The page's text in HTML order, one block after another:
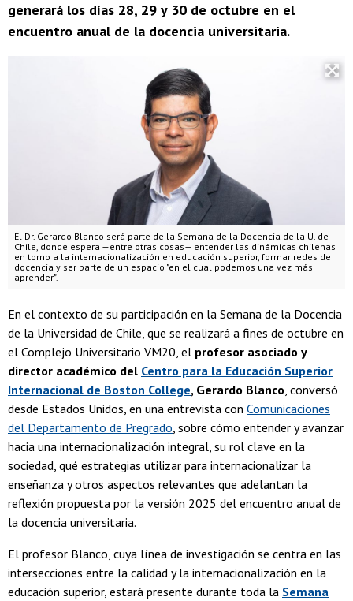
generará los días 28, 29 y 30 de octubre en el
encuentro anual de la docencia universitaria.
El Dr. Gerardo Blanco será parte de la Semana de la Docencia de la U. de
Chile, donde espera —entre otras cosas— entender las dinámicas chilenas
en torno a la internacionalización en educación superior, formar redes de
docencia y ser parte de un espacio "en el cual podemos una vez más
aprender".
En el contexto de su participación en la Semana de la Docencia
de la Universidad de Chile, que se realizará a fines de octubre en
el Complejo Universitario VM20, el profesor asociado y
director académico del Centro para la Educación Superior
Internacional de Boston College, Gerardo Blanco, conversó
desde Estados Unidos, en una entrevista con Comunicaciones
del Departamento de Pregrado, sobre cómo entender y avanzar
hacia una internacionalización integral, su rol clave en la
sociedad, qué estrategias utilizar para internacionalizar la
enseñanza y otros aspectos relevantes que adelantan la
reflexión propuesta por la versión 2025 del encuentro anual de
la docencia universitaria.
El profesor Blanco, cuya línea de investigación se centra en las
intersecciones entre la calidad y la internacionalización en la
educación superior, estará presente durante toda la Semana